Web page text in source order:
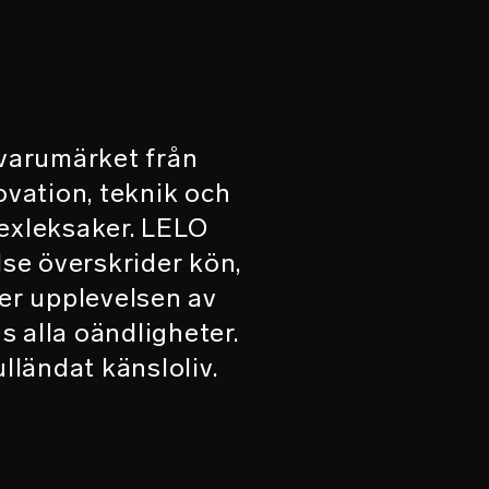
från
teknik och
LELO
överskrider kön,
upplevelsen av
alla oändligheter.
känsloliv.